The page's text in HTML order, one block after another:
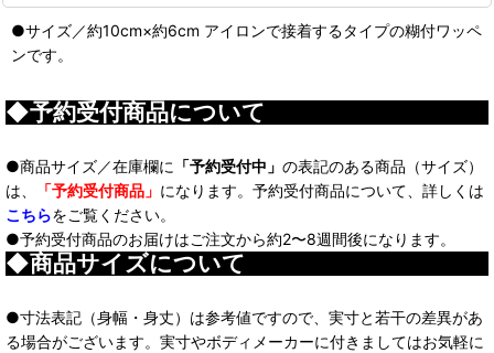
●サイズ／約10cm×約6cm アイロンで接着するタイプの糊付ワッペ
ンです。
◆予約受付商品について
●商品サイズ／在庫欄に 「予約受付中」 の表記のある商品（サイズ）
は、
「予約受付商品」 になります。予約受付商品について、詳しくは
こちらをご覧ください。
●予約受付商品のお届けはご注文から約2〜8週間後になります。
◆商品サイズについて
●寸法表記（身幅・身丈）は参考値ですので、実寸と若干の差異があ
る場合がございます。実寸やボディメーカーに付きましてはお気軽に